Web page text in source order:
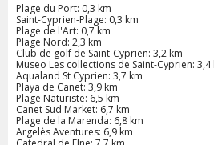
Plage du Port: 0,3 km
Saint-Cyprien-Plage: 0,3 km
Plage de l'Art: 0,7 km
Plage Nord: 2,3 km
Club de golf de Saint-Cyprien: 3,2 km
Museo Les collections de Saint-Cyprien: 3,4
Aqualand St Cyprien: 3,7 km
Playa de Canet: 3,9 km
Plage Naturiste: 6,5 km
Canet Sud Market: 6,7 km
Plage de la Marenda: 6,8 km
Argelès Aventures: 6,9 km